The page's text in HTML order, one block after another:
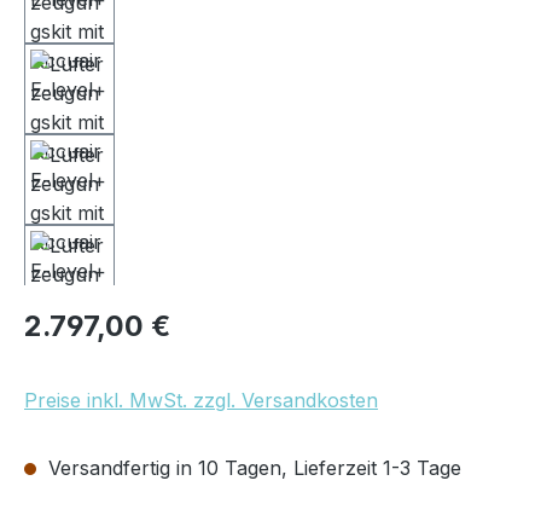
Regulärer Preis:
2.797,00 €
Preise inkl. MwSt. zzgl. Versandkosten
Versandfertig in 10 Tagen, Lieferzeit 1-3 Tage